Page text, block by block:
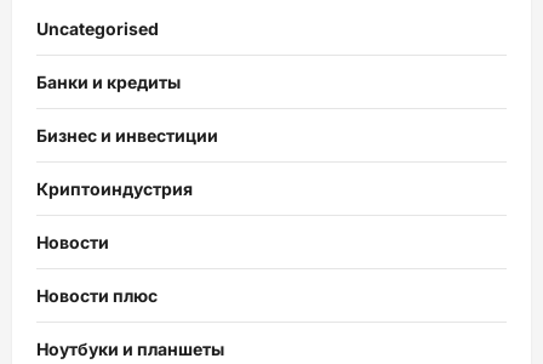
Uncategorised
Банки и кредиты
Бизнес и инвестиции
Криптоиндустрия
Новости
Новости плюс
Ноутбуки и планшеты